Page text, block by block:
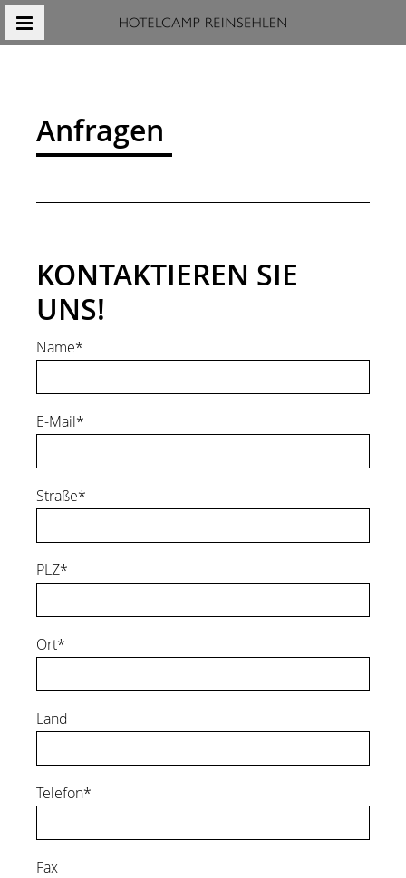
Anfragen
KONTAKTIEREN SIE
UNS!
Name*
E-Mail*
Straße*
PLZ*
Ort*
Land
Telefon*
Fax